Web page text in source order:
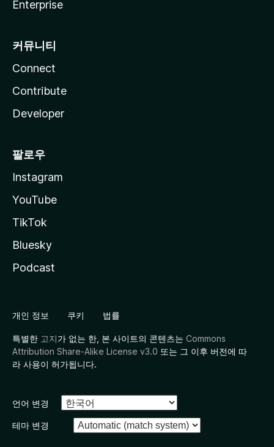
Enterprise
커뮤니티
Connect
Contribute
Developer
팔로우
Instagram
YouTube
TikTok
Bluesky
Podcast
개인 정보 쿠키 법률
특별한 고지가 없는 한, 본 사이트의 콘텐츠는 Commons
Attribution Share-Alike License v3.0 또는 그 이후 버전에 따
라 사용이 허가됩니다.
언어 변경
테마 변경